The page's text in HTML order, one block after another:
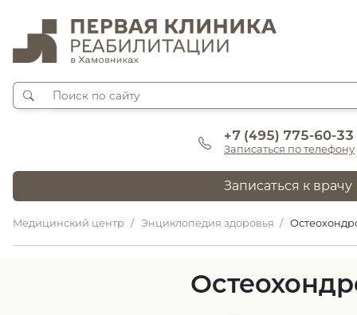
+7 (495) 775-60-33
Записаться по телефону
Записаться к врачу
Медицинский центр Энциклопедия здоровья